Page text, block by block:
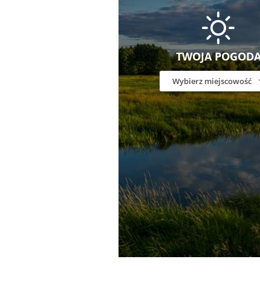
TWOJA
Wybierz miejscowość